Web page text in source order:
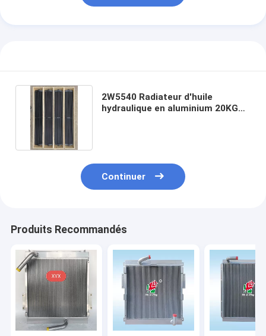
2W5540 Radiateur d'huile
hydraulique en aluminium 20KG
Continuer
Produits Recommandés